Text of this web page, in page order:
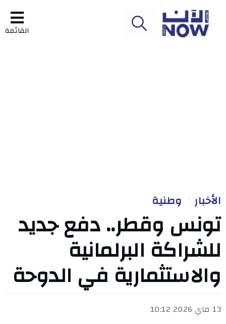
القائمة
الأخبار وطنية
تونس وقطر.. دفع جديد
للشراكة البرلمانية
والاستثمارية في الدوحة
13 ماي 2026 10:12